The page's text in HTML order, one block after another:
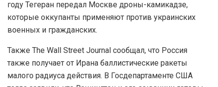
году Тегеран передал Москве дроны-камикадзе,
которые оккупанты применяют против украинских
военных и гражданских.
Также The Wall Street Journal сообщал, что Россия
также получает от Ирана баллистические ракеты
малого радиуса действия. В Госдепартаменте США